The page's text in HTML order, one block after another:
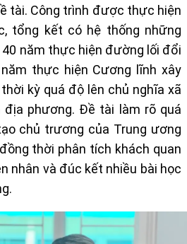
tài. Công trình được thực hiện
tổng kết có hệ thống những
năm thực hiện đường lối đổi
thực hiện Cương lĩnh xây
kỳ quá độ lên chủ nghĩa xã
địa phương. Đề tài làm rõ quá
chủ trương của Trung ương
thời phân tích khách quan
nhân và đúc kết nhiều bài học